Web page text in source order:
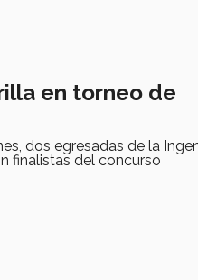
en torneo de
dos egresadas de la
finalistas del concurso